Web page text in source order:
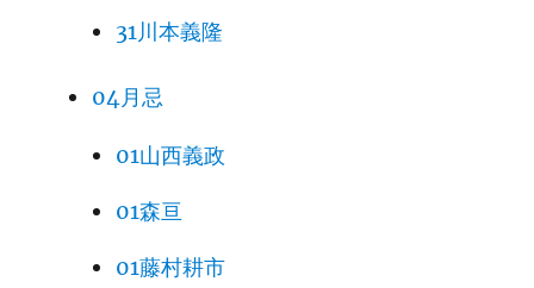
31川本義隆
04月忌
01山西義政
01森亘
01藤村耕市